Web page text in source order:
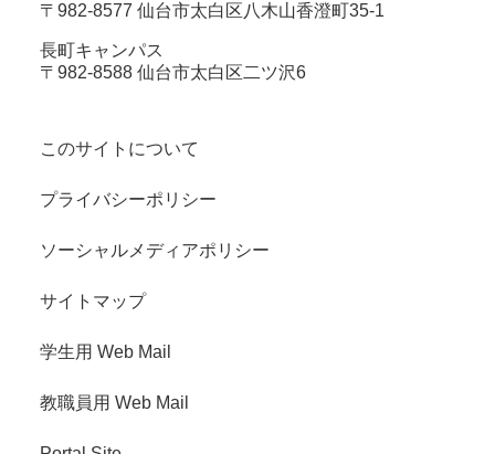
〒982-8577 仙台市太白区八木山香澄町35-1
長町キャンパス
〒982-8588 仙台市太白区二ツ沢6
このサイトについて
プライバシーポリシー
ソーシャルメディアポリシー
サイトマップ
学生用 Web Mail
教職員用 Web Mail